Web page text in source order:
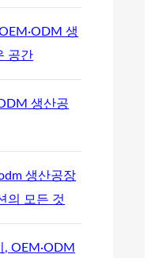
생
공간
생산공
생산공장
의 모든 것
OEM·ODM